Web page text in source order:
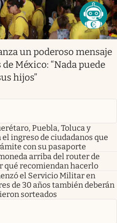
un poderoso mensaje
México: “Nada puede
hijos”
Puebla, Toluca y
ingreso de ciudadanos que
con su pasaporte
arriba del router de
qué recomiendan hacerlo
el Servicio Militar en
de 30 años también deberán
sorteados